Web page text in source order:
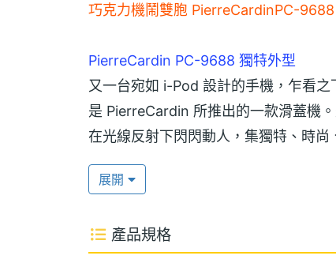
巧克力機鬧雙胞 PierreCardinPC-9688
PierreCardin PC-9688 獨特外型
又一台宛如 i-Pod 設計的手機，乍看
是 PierreCardin 所推出的一款滑蓋機
在光線反射下閃閃動人，集獨特、時尚
輕輕滑開底座，映入眼簾的是簡單大
配件。
展開
產品規格